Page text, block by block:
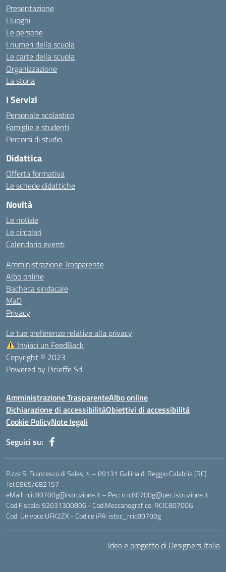
Presentazione
I luoghi
Le persone
I numeri della scuola
Le carte della scuola
Organizzazione
La storia
I Servizi
Personale scolastico
Famiglie e studenti
Percorsi di studio
Didattica
Offerta formativa
Le schede didattiche
Novità
Le notizie
Le circolari
Calendario eventi
Amministrazione Trasparente
Albo online
Bacheca sindacale
MaD
Privacy
Le tue preferenze relative alla privacy
Inviaci un FeedBack
Copyright © 2023
Powered by Picieffe Srl
Amministrazione TrasparenteAlbo online
Dichiarazione di accessibilitàObiettivi di accessibilità
Cookie PolicyNote legali
Seguici su:
P.zza S. Francesco di Sales, 4 – 89131 Gallina di Reggio Calabria (RC)
Tel.0965/682157
eMail: rcic80700g@istruzione.it – Pec: rcic80700g@pec.istruzione.it
Cod.Fiscale: 92031300806 - Cod.Meccanografico: RCIC80700G
Cod. Univoco UFK2ZX - Codice iPA: istsc_rcic80700g
Idea e progetto di Designers Italia